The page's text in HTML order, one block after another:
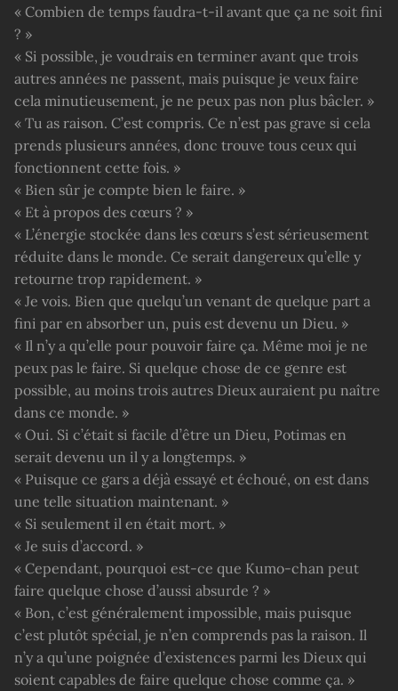
« Combien de temps faudra-t-il avant que ça ne soit fini
? »
« Si possible, je voudrais en terminer avant que trois
autres années ne passent, mais puisque je veux faire
cela minutieusement, je ne peux pas non plus bâcler. »
« Tu as raison. C’est compris. Ce n’est pas grave si cela
prends plusieurs années, donc trouve tous ceux qui
fonctionnent cette fois. »
« Bien sûr je compte bien le faire. »
« Et à propos des cœurs ? »
« L’énergie stockée dans les cœurs s’est sérieusement
réduite dans le monde. Ce serait dangereux qu’elle y
retourne trop rapidement. »
« Je vois. Bien que quelqu’un venant de quelque part a
fini par en absorber un, puis est devenu un Dieu. »
« Il n’y a qu’elle pour pouvoir faire ça. Même moi je ne
peux pas le faire. Si quelque chose de ce genre est
possible, au moins trois autres Dieux auraient pu naître
dans ce monde. »
« Oui. Si c’était si facile d’être un Dieu, Potimas en
serait devenu un il y a longtemps. »
« Puisque ce gars a déjà essayé et échoué, on est dans
une telle situation maintenant. »
« Si seulement il en était mort. »
« Je suis d’accord. »
« Cependant, pourquoi est-ce que Kumo-chan peut
faire quelque chose d’aussi absurde ? »
« Bon, c’est généralement impossible, mais puisque
c’est plutôt spécial, je n’en comprends pas la raison. Il
n’y a qu’une poignée d’existences parmi les Dieux qui
soient capables de faire quelque chose comme ça. »